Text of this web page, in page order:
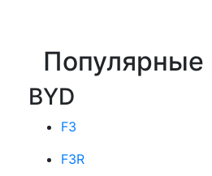
Популярные
BYD
F3
F3R